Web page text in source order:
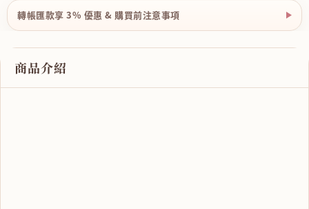
轉帳匯款享 3% 優惠 & 購買前注意事項
商品介紹